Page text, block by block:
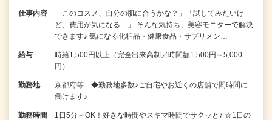
仕事内容
「このコスメ、自分の肌に合うかな？」「試してみたいけ
ど、費用が気になる…」 そんな気持ち、美容モニターで解決
できます♪ 気になる化粧品・健康食品・サプリメン…
給与
時給1,500円以上（完全出来高制／時間額1,500円～5,000
円）
勤務地
京都府等 ◆勤務地多数♪ご自宅やお近くの店舗で間時間に
働けます♪
勤務時間
1日5分～OK！好きな時間やスキマ時間でサクッと♪ ☆1日の